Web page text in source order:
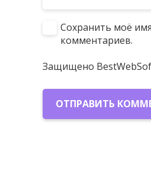
Сохранить моё
комментариев.
Защищено
ОТПРАВИТЬ